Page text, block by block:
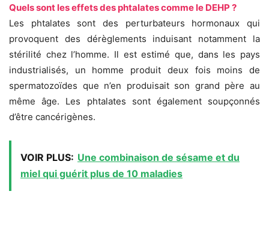
Quels sont les effets des phtalates comme le DEHP ?
Les phtalates sont des perturbateurs hormonaux qui
provoquent des dérèglements induisant notamment la
stérilité chez l’homme. Il est estimé que, dans les pays
industrialisés, un homme produit deux fois moins de
spermatozoïdes que n’en produisait son grand père au
même âge. Les phtalates sont également soupçonnés
d’être cancérigènes.
VOIR PLUS: Une combinaison de sésame et du
miel qui guérit plus de 10 maladies